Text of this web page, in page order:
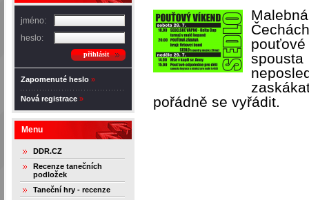
jméno:
heslo:
přihlásit
Zapomenuté heslo »
Nová registrace »
Menu
DDR.CZ
Recenze tanečních
podložek
Taneční hry - recenze
spousta
pořádně se vyřádit.